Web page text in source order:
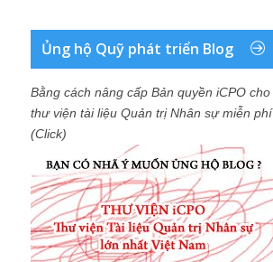
Ủng hộ Quỹ phát triển Blog
Bằng cách nâng cấp Bản quyền iCPO cho
thư viện tài liệu Quản trị Nhân sự miễn phí
(Click)